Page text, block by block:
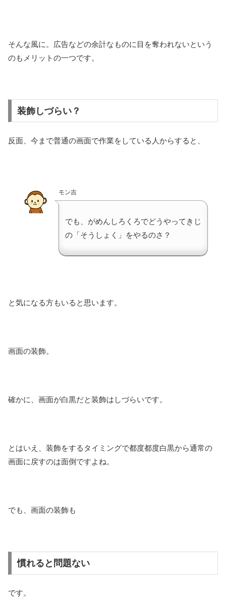
そんな風に。広告などの余計なものに目を奪われないという
のもメリットの一つです。
装飾しづらい？
反面、今まで普通の画面で作業をしている人からすると、
モン吉
でも、がめんしろくろでどうやってきじ
の「そうしょく」をやるのさ？
と気になる方もいると思います。
画面の装飾。
確かに、画面が白黒だと装飾はしづらいです。
とはいえ、装飾をするタイミングで都度都度白黒から通常の
画面に戻すのは面倒ですよね。
でも、画面の装飾も
慣れると問題ない
です。